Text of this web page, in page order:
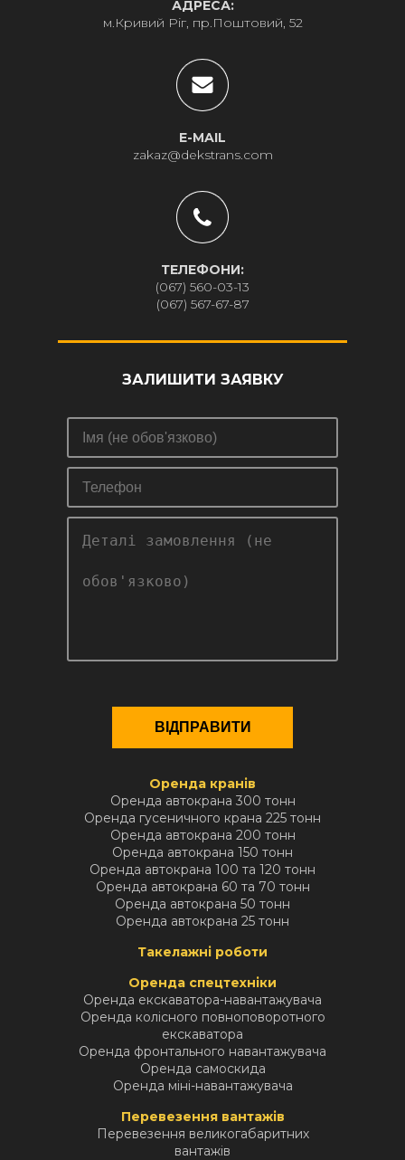
АДРЕСА:
м.Кривий Ріг, пр.Поштовий, 52
E-MAIL
zakaz@dekstrans.com
ТЕЛЕФОНИ:
(067) 560-03-13
(067) 567-67-87
ЗАЛИШИТИ ЗАЯВКУ
Оренда кранів
Оренда автокрана 300 тонн
Оренда гусеничного крана 225 тонн
Оренда автокрана 200 тонн
Оренда автокрана 150 тонн
Оренда автокрана 100 та 120 тонн
Оренда автокрана 60 та 70 тонн
Оренда автокрана 50 тонн
Оренда автокрана 25 тонн
Такелажні роботи
Оренда спецтехніки
Оренда екскаватора-навантажувача
Оренда колісного повноповоротного
екскаватора
Оренда фронтального навантажувача
Оренда самоскида
Оренда міні-навантажувача
Перевезення вантажів
Перевезення великогабаритних
вантажів